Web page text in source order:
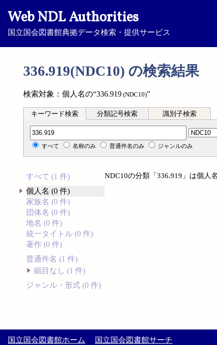
Web NDL Authorities
国立国会図書館典拠データ検索・提供サービス
336.919(NDC10) の検索結果
検索対象：個人名の“336.919 (NDC10)”
キーワード検索 分類記号検索 識別子検索
分類記号検索
すべて 名称のみ 普通件名のみ ジャンルのみ
すべて (1 件)
個人名 (0 件)
家族名 (0 件)
団体名 (0 件)
地名 (0 件)
統一タイトル (0 件)
著作 (0 件)
普通件名 (1 件)
細目なし (1 件)
ジャンル・形式 (0 件)
NDC10の分類「336.919」は個人
国立国会図書館ホーム 国立国会図書館サーチ